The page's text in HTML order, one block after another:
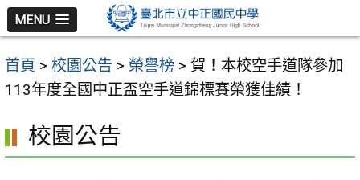
跳
至
主
要
容
區
MENU
首頁 > 校園公告 > 榮譽榜 > 賀！本校空手道隊參加
113年度全國中正盃空手道錦標賽榮獲佳績！
校園公告